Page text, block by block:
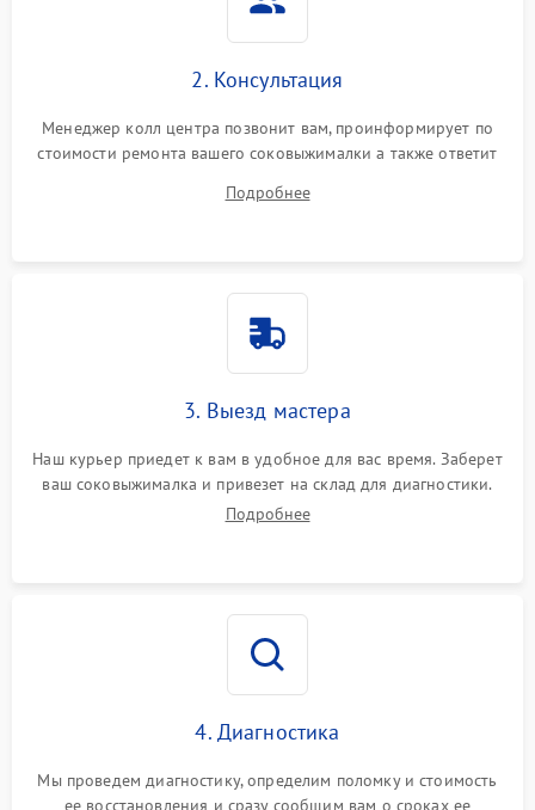
2. Консультация
Менеджер колл центра позвонит вам, проинформирует по
стоимости ремонта вашего соковыжималки а также ответит
Подробнее
3. Выезд мастера
Наш курьер приедет к вам в удобное для вас время. Заберет
ваш соковыжималка и привезет на склад для диагностики.
Подробнее
4. Диагностика
Мы проведем диагностику, определим поломку и стоимость
ее восстановления и сразу сообщим вам о сроках ее